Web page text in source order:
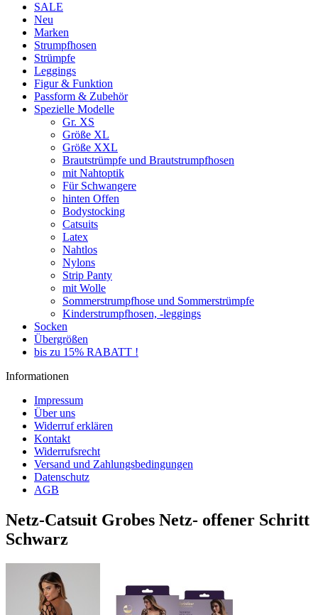
SALE
Neu
Marken
Strumpfhosen
Strümpfe
Leggings
Figur & Funktion
Passform & Zubehör
Spezielle Modelle
Gr. XS
Größe XL
Größe XXL
Brautstrümpfe und Brautstrumpfhosen
mit Nahtoptik
Für Schwangere
hinten Offen
Bodystocking
Catsuits
Latex
Nahtlos
Nylons
Strip Panty
mit Wolle
Sommerstrumpfhose und Sommerstrümpfe
Kinderstrumpfhosen, -leggings
Socken
Übergrößen
bis zu 15% RABATT !
Informationen
Impressum
Über uns
Widerruf erklären
Kontakt
Widerrufsrecht
Versand und Zahlungsbedingungen
Datenschutz
AGB
Netz-Catsuit Grobes Netz- offener Schritt
Schwarz